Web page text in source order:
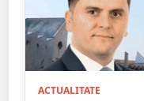
ACTUALITATE